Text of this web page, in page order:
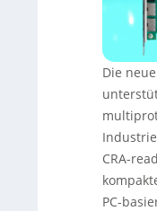
Die
CRA-
PC-